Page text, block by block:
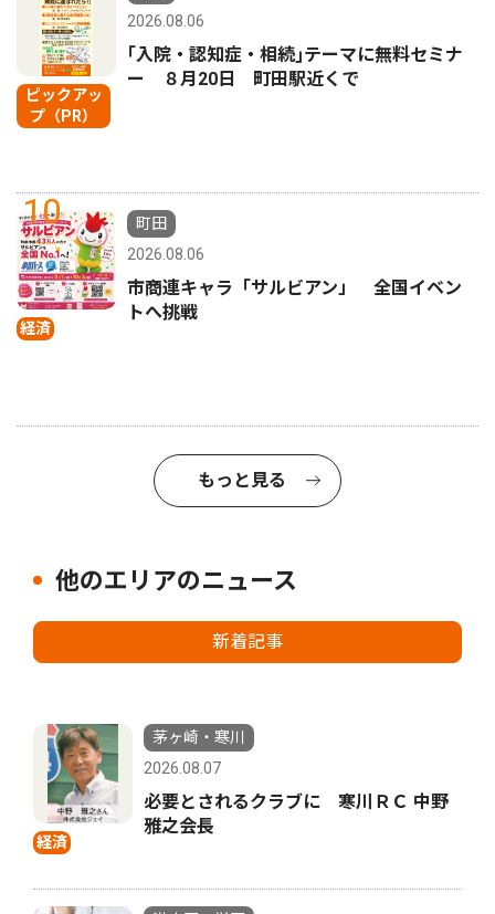
ピックアッ
プ（PR）
2026.08.06
｢入院・認知症・相続｣テーマに無料セミナ
ー ８月20日 町田駅近くで
10
経済
町田
2026.08.06
市商連キャラ「サルビアン」 全国イベン
トへ挑戦
もっと見る
他のエリアのニュース
新着記事
経済
茅ヶ崎・寒川
2026.08.07
必要とされるクラブに 寒川ＲＣ 中野
雅之会長